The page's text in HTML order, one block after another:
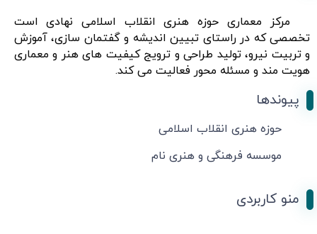
مرکز معماری حوزه هنری انقلاب اسلامی نهادی است
تخصصی که در راستای تبیین اندیشه و گفتمان سازی، آموزش
و تربیت نیرو، تولید طراحی و ترویج کیفیت های هنر و معماری
هویت مند و مسئله محور فعالیت می کند.
پیوندها
حوزه هنری انقلاب اسلامی
موسسه فرهنگی و هنری نام
منو کاربردی